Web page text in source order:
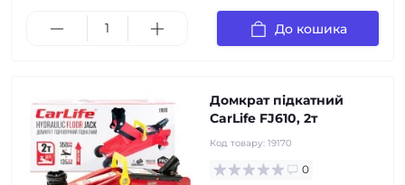
До кошика
Домкрат підкатний
CarLife FJ610, 2т
Код товару: 19170
0